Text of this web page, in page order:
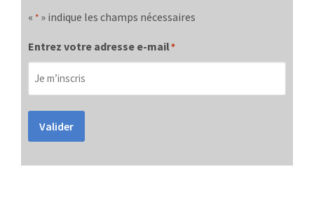
« * » indique les champs nécessaires
Entrez votre adresse e-mail*
Valider